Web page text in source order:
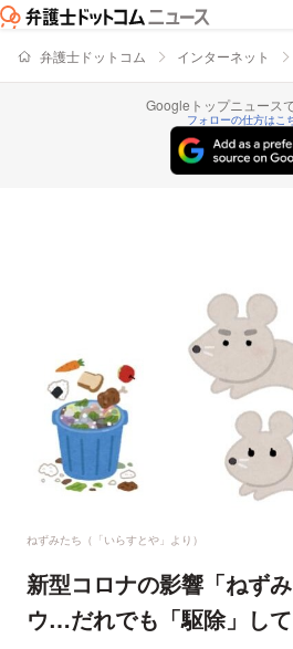
弁護士ドットコム インターネット
Googleトップニュース
フォローの仕方はこ
ねずみたち（「いらすとや」より）
新型コロナの影響「ねず
ウ…だれでも「駆除」し